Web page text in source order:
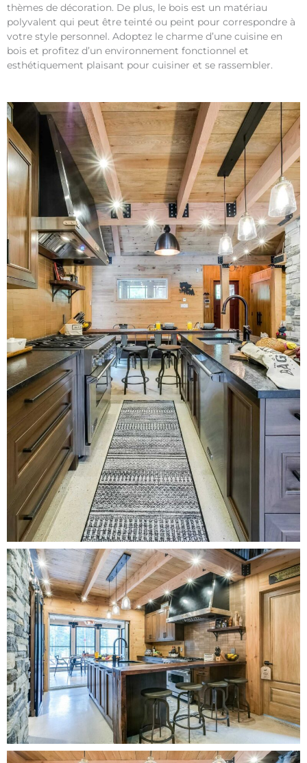
thèmes de décoration. De plus, le bois est un matériau
polyvalent qui peut être teinté ou peint pour correspondre à
votre style personnel. Adoptez le charme d’une cuisine en
bois et profitez d’un environnement fonctionnel et
esthétiquement plaisant pour cuisiner et se rassembler.